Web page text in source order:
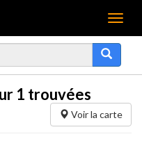
Menu
1 trouvées
Voir la carte